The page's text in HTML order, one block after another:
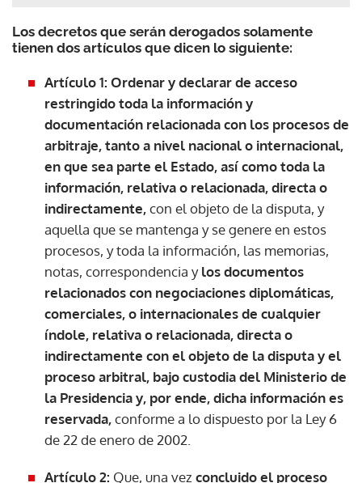
Los decretos que serán derogados solamente
tienen dos artículos que dicen lo siguiente:
Artículo 1: Ordenar y declarar de acceso
restringido toda la información y
documentación relacionada con los procesos de
arbitraje, tanto a nivel nacional o internacional,
en que sea parte el Estado, así como toda la
información, relativa o relacionada, directa o
indirectamente,con el objeto de la disputa, y
aquella que se mantenga y se genere en estos
procesos, y toda la información, las memorias,
notas, correspondencia ylos documentos
relacionados con negociaciones diplomáticas,
comerciales, o internacionales de cualquier
índole, relativa o relacionada, directa o
indirectamente con el objeto de la disputa y el
proceso arbitral, bajo custodia del Ministerio de
la Presidencia y, por ende, dicha información es
reservada,conforme a lo dispuesto por la Ley 6
de 22 de enero de 2002.
Artículo 2: Que, una vez concluido el proceso